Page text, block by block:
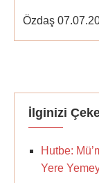
Özdaş
İlginizi
Hutbe:
Yere